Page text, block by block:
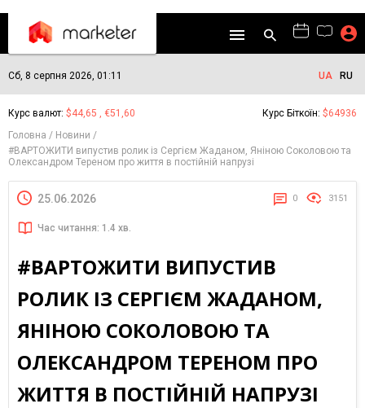
Сб, 8 серпня 2026, 01:11 UA RU
Курс валют: $44,65 , €51,60 Курс Біткоїн: $64936
Головна
Новини
#ВАРТОЖИТИ випустив ролик із Сергієм Жаданом, Яніною Соколовою та
Олександром Тереном про життя в постійній напрузі
25.06.2026 0 3151
Час читання: 1.4 хв.
#ВАРТОЖИТИ ВИПУСТИВ
РОЛИК ІЗ СЕРГІЄМ ЖАДАНОМ,
ЯНІНОЮ СОКОЛОВОЮ ТА
ОЛЕКСАНДРОМ ТЕРЕНОМ ПРО
ЖИТТЯ В ПОСТІЙНІЙ НАПРУЗІ